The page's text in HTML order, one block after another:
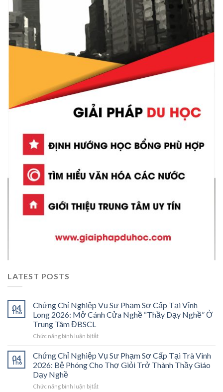
LATEST POSTS
04
Th6
Chứng Chỉ Nghiệp Vụ Sư Phạm Sơ Cấp Tại Vĩnh
Long 2026: Mở Cánh Cửa Nghề “Thầy Dạy Nghề” Ở
Trung Tâm ĐBSCL
Chức năng bình luận bị tắtở
Chỉ
Nghiệp
Vụ
Phạm
04
Th6
Chứng Chỉ Nghiệp Vụ Sư Phạm Sơ Cấp Tại Trà Vinh
2026: Bệ Phóng Cho Thợ Giỏi Trở Thành Thầy Giáo
Dạy Nghề
Chức năng bình luận bị tắtở